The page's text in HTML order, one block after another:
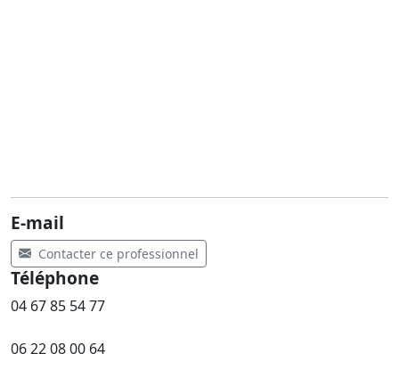
E-mail
Contacter ce professionnel
Téléphone
04 67 85 54 77
06 22 08 00 64